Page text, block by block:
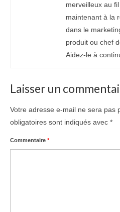
merveilleux au
maintenant à la
dans le
produit ou chef
Aidez-le à
Laisser un
Votre adresse e-mail ne sera pas
obligatoires sont indiqués avec *
Commentaire *